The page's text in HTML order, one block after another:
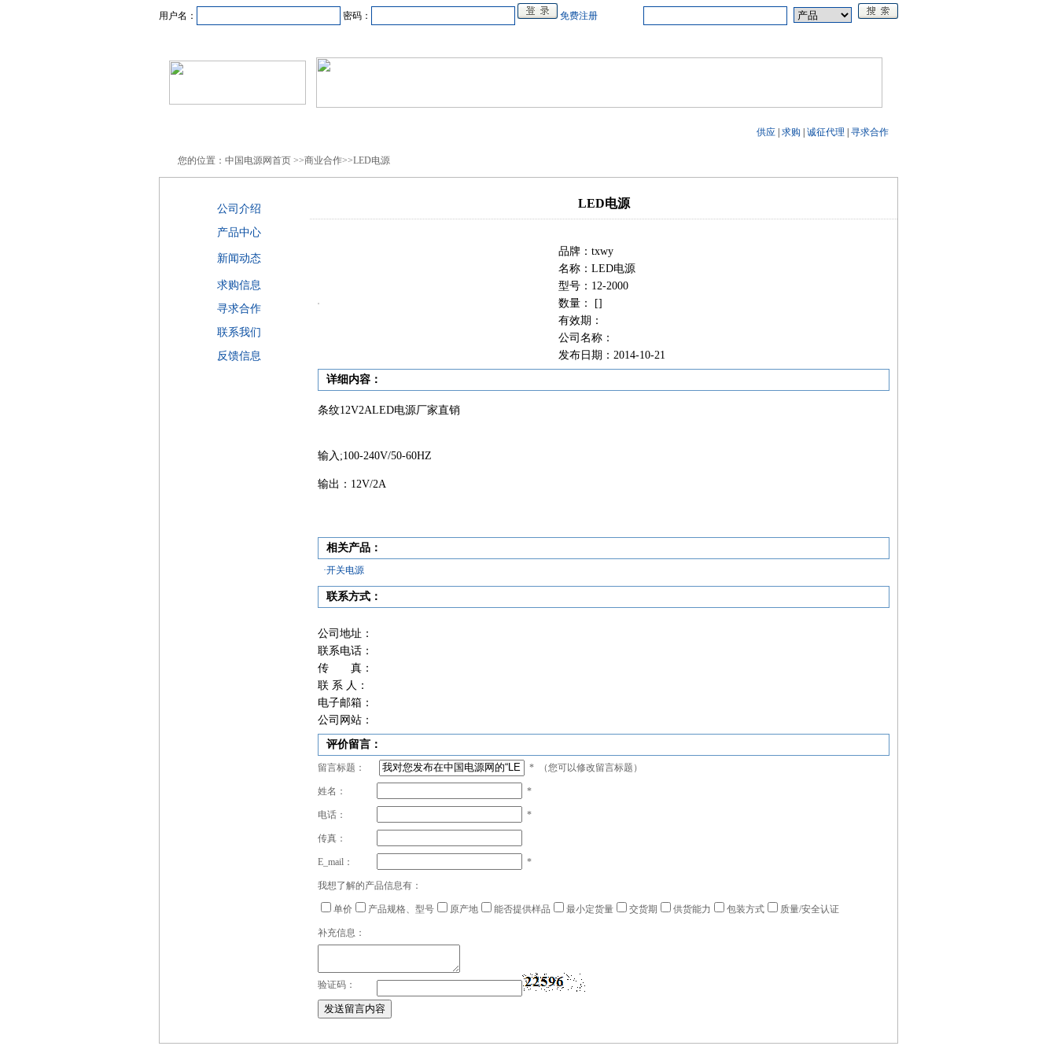
用户名： 密码： 免费注册
供应 求购 诚征代理 寻求合作
您的位置：中国电源网首页 >>商业合作>>LED电源
公司介绍
产品中心
新闻动态
求购信息
寻求合作
联系我们
反馈信息
LED电源
品牌：txwy
名称：LED电源
型号：12-2000
数量： []
有效期：
公司名称：
发布日期：2014-10-21
详细内容：
条纹12V2ALED电源厂家直销
输入;100-240V/50-60HZ
输出：12V/2A
相关产品：
·开关电源
联系方式：
公司地址：
联系电话：
传 真：
联 系 人：
电子邮箱：
公司网站：
评价留言：
留言标题： * （您可以修改留言标题）
姓名： *
电话： *
传真：
E_mail： *
我想了解的产品信息有：
单价 产品规格、型号 原产地 能否提供样品 最小定货量 交货期 供货能力 包装方式 质量/安全认证
补充信息：
验证码：